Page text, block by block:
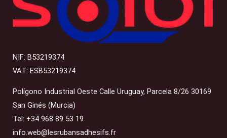
NIF: B53219374
VAT: ESB53219374
Polígono Industrial Oeste Calle Uruguay, Parcela 8/26 30169
San Ginés (Murcia)
Tel: +34 968 89 53 19
info.web@lesrubansadhesifs.fr